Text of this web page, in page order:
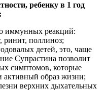
ребенку в 1 год
иммунных реакций:
ринит, поллиноз;
детей, это, чаще
Супрастина позволит
симптомов, которые
активный образ жизни;
верхних дыхательных